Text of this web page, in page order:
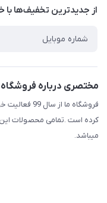
درباره ما
راهنما
از جدید‌ترین تخفیف‌ها با‌
مختصری درباره فروشگاه
فروشگاه ما
کرده است .تمامی محصولات این
میباشد.